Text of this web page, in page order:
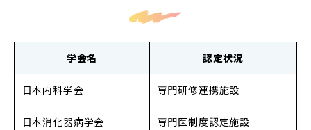
学会名 認定状況
日本内科学会 専門研修連携施設
日本消化器病学会 専門医制度認定施設